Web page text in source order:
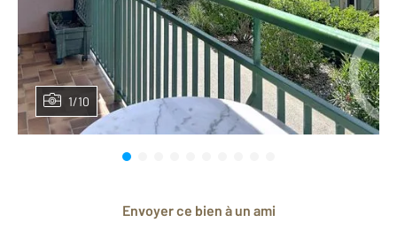
1/10
Envoyer ce bien à un ami